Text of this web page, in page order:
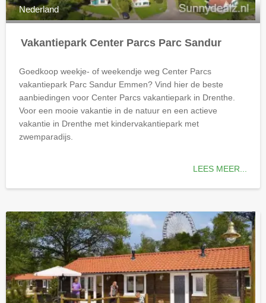
Nederland
Vakantiepark Center Parcs Parc Sandur
Goedkoop weekje- of weekendje weg Center Parcs
vakantiepark Parc Sandur Emmen? Vind hier de beste
aanbiedingen voor Center Parcs vakantiepark in Drenthe.
Voor een mooie vakantie in de natuur en een actieve
vakantie in Drenthe met kindervakantiepark met
zwemparadijs.
LEES MEER...